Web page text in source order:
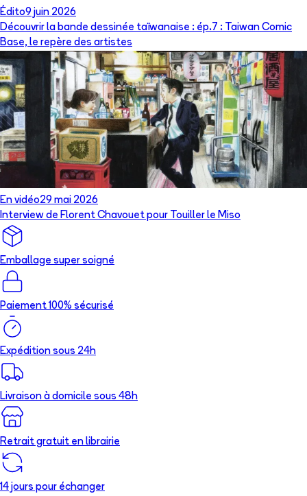
Édito9 juin 2026
Découvrir la bande dessinée taïwanaise : ép.7 : Taiwan Comic
Base, le repère des artistes
En vidéo29 mai 2026
Interview de Florent Chavouet pour Touiller le Miso
Emballage super soigné
Paiement 100% sécurisé
Expédition sous 24h
Livraison à domicile sous 48h
Retrait gratuit en librairie
14 jours pour échanger